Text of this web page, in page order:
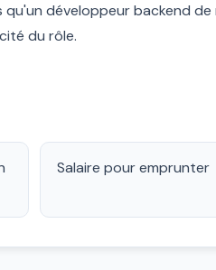
développeur backend de
du rôle.
Salaire pour emprunter